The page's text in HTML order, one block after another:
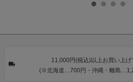
タン・夜の葉
カシュクール
ワンピース 簡
単着付け 大人
びあげ 和装 着
【メール便不
11,000円(税込)以上お買い上げ
(※北海道…700円・沖縄・離島